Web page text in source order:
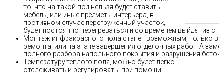
то, что на такой пол нельзя будет ставить
мебель, или иные предметы интерьера, в
противном случае перегруженный участок,
будет постоянно перегреваться и со временем выйдет из
Монтаж инфракрасного пола станет возможным, только
ремонта, или на этапе завершения отделочных работ. А
полного разбора напольного покрытия и разрушения
Температуру теплого пола, можно будет легко
отслеживать и регулировать, при помощи